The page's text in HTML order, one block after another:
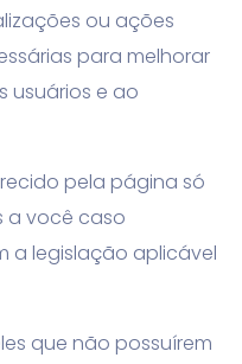
ou ações
para melhorar
usuários e ao
pela página só
a você caso
a legislação aplicável
que não possuírem